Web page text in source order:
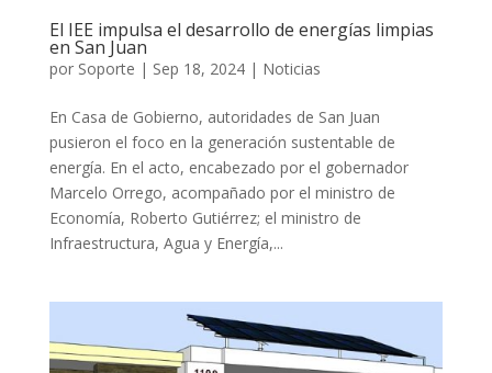
El IEE impulsa el desarrollo de energías limpias
en San Juan
por Soporte | Sep 18, 2024| Noticias
En Casa de Gobierno, autoridades de San Juan
pusieron el foco en la generación sustentable de
energía. En el acto, encabezado por el gobernador
Marcelo Orrego, acompañado por el ministro de
Economía, Roberto Gutiérrez; el ministro de
Infraestructura, Agua y Energía,...